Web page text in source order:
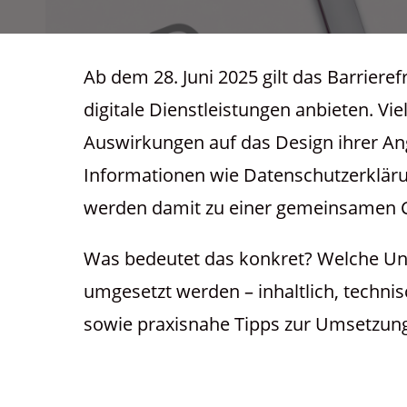
Ab dem 28. Juni 2025 gilt das
digitale Dienstleistungen anbieten.
Auswirkungen auf das Design ihrer
Informationen wie
werden damit zu einer gemeinsamen
Was bedeutet das konkret? Welche
umgesetzt werden – inhaltlich,
sowie praxisnahe Tipps zur